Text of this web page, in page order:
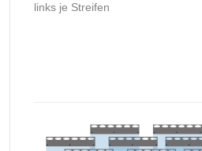
links je Streifen